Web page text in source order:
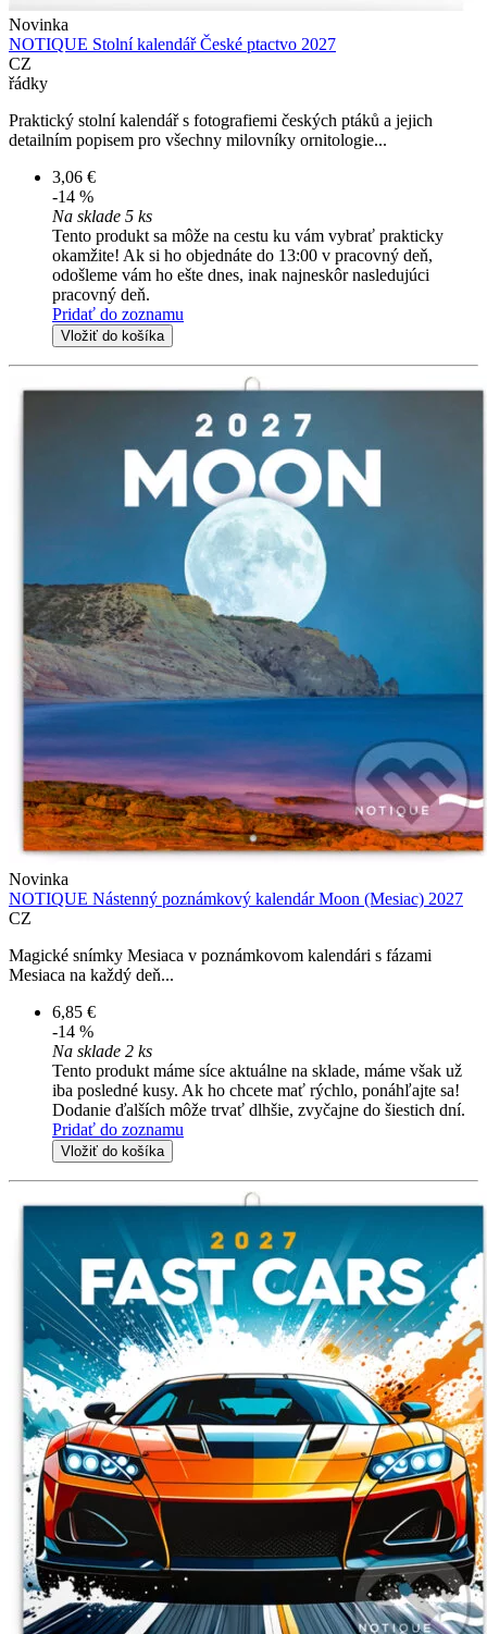
Novinka
NOTIQUE Stolní kalendář České ptactvo 2027
CZ
řádky
Praktický stolní kalendář s fotografiemi českých ptáků a jejich
detailním popisem pro všechny milovníky ornitologie...
3,06 €
-14 %
Na sklade 5 ks
Tento produkt sa môže na cestu ku vám vybrať prakticky
okamžite! Ak si ho objednáte do 13:00 v pracovný deň,
odošleme vám ho ešte dnes, inak najneskôr nasledujúci
pracovný deň.
Pridať do zoznamu
Vložiť do košíka
Novinka
NOTIQUE Nástenný poznámkový kalendár Moon (Mesiac) 2027
CZ
Magické snímky Mesiaca v poznámkovom kalendári s fázami
Mesiaca na každý deň...
6,85 €
-14 %
Na sklade 2 ks
Tento produkt máme síce aktuálne na sklade, máme však už
iba posledné kusy. Ak ho chcete mať rýchlo, ponáhľajte sa!
Dodanie ďalších môže trvať dlhšie, zvyčajne do šiestich dní.
Pridať do zoznamu
Vložiť do košíka